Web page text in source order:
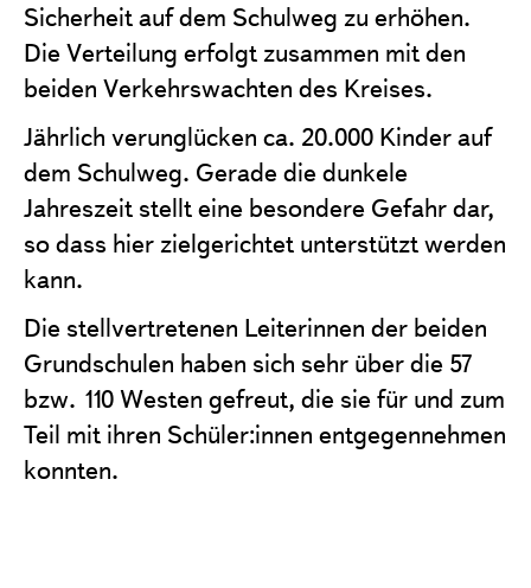
Sicherheit auf dem Schulweg zu erhöhen.
Die Verteilung erfolgt zusammen mit den
beiden Verkehrswachten des Kreises.
Jährlich verunglücken ca. 20.000 Kinder auf
dem Schulweg. Gerade die dunkele
Jahreszeit stellt eine besondere Gefahr dar,
so dass hier zielgerichtet unterstützt werden
kann.
Die stellvertretenen Leiterinnen der beiden
Grundschulen haben sich sehr über die 57
bzw. 110 Westen gefreut, die sie für und zum
Teil mit ihren Schüler:innen entgegennehmen
konnten.